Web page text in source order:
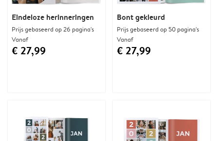
Eindeloze herinneringen
Prijs gebaseerd op 26 pagina's
Vanaf
€ 27,99
Bont gekleurd
Prijs gebaseerd op 50 pagina's
Vanaf
€ 27,99